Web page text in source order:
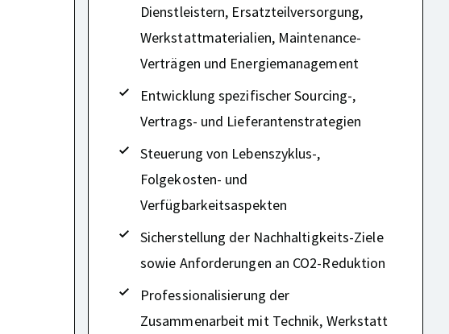
Dienstleistern, Ersatzteilversorgung,
Werkstattmaterialien, Maintenance-
Verträgen und Energiemanagement
Entwicklung spezifischer Sourcing-,
Vertrags- und Lieferantenstrategien
Steuerung von Lebenszyklus-,
Folgekosten- und
Verfügbarkeitsaspekten
Sicherstellung der Nachhaltigkeits-Ziele
sowie Anforderungen an CO2-Reduktion
Professionalisierung der
Zusammenarbeit mit Technik, Werkstatt